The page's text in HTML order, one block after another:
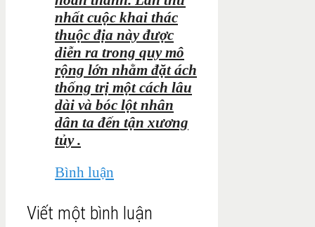
nhất cuộc khai thác
thuộc địa này được
diễn ra trong quy mô
rộng lớn nhằm đặt ách
thống trị một cách lâu
dài và bóc lột nhân
dân ta đến tận xương
tủy .
Bình luận
Viết một bình luận